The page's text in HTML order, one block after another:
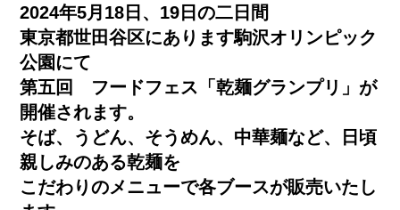
2024年5月18日、19日の二日間
東京都世田谷区にあります駒沢オリンピック
公園にて
第五回 フードフェス「乾麺グランプリ」が
開催されます。
そば、うどん、そうめん、中華麺など、日頃
親しみのある乾麺を
こだわりのメニューで各ブースが販売いたし